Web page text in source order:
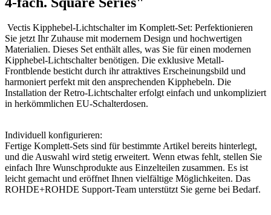
Vectis Kipphebel-Lichtschalter im Komplett-Set: Perfektionieren
Sie jetzt Ihr Zuhause mit modernem Design und hochwertigen
Materialien. Dieses Set enthält alles, was Sie für einen modernen
Kipphebel-Lichtschalter benötigen. Die exklusive Metall-
Frontblende besticht durch ihr attraktives Erscheinungsbild und
harmoniert perfekt mit den ansprechenden Kipphebeln. Die
Installation der Retro-Lichtschalter erfolgt einfach und unkompliziert
in herkömmlichen EU-Schalterdosen.
Individuell konfigurieren:
Fertige Komplett-Sets sind für bestimmte Artikel bereits hinterlegt,
und die Auswahl wird stetig erweitert. Wenn etwas fehlt, stellen Sie
einfach Ihre Wunschprodukte aus Einzelteilen zusammen. Es ist
leicht gemacht und eröffnet Ihnen vielfältige Möglichkeiten. Das
ROHDE+ROHDE Support-Team unterstützt Sie gerne bei Bedarf.